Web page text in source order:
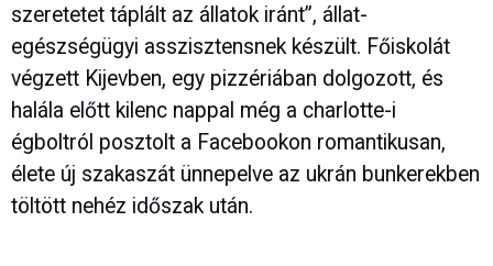
szeretetet táplált az állatok iránt”, állat-
egészségügyi asszisztensnek készült. Főiskolát
végzett Kijevben, egy pizzériában dolgozott, és
halála előtt kilenc nappal még a charlotte-i
égboltról posztolt a Facebookon romantikusan,
élete új szakaszát ünnepelve az ukrán bunkerekben
töltött nehéz időszak után.